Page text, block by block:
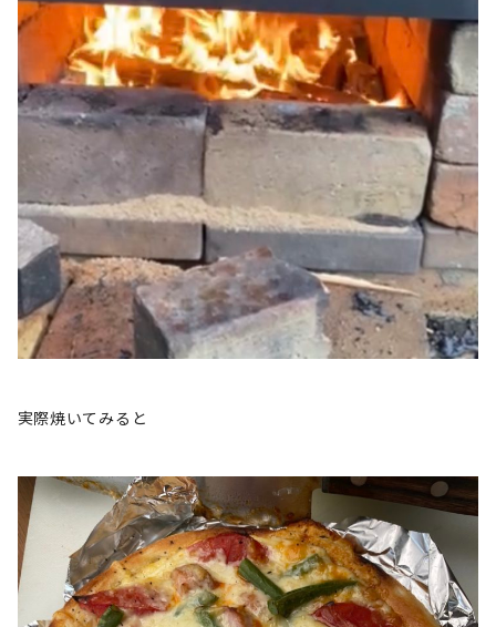
実際焼いてみると